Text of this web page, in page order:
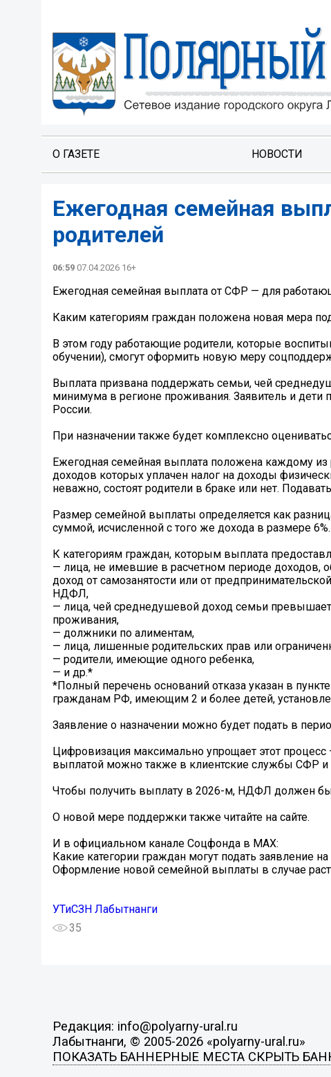
О ГАЗЕТЕ НОВОСТИ
Ежегодная семейная
родителей
06:59 07.04.2026 16+
Ежегодная семейная выплата от СФР — для
Каким категориям граждан положена новая мера
В этом году работающие родители, которые
обучении), смогут оформить новую меру
Выплата призвана поддержать семьи, чей
минимума в регионе проживания. Заявитель и
России.
При назначении также будет комплексно
Ежегодная семейная выплата положена каждому из
доходов которых уплачен налог на доходы
неважно, состоят родители в браке или нет.
Размер семейной выплаты определяется как
суммой, исчисленной с того же дохода в размере 6%.
К категориям граждан, которым выплата
— лица, не имевшие в расчетном периоде
доход от самозанятости или от
НДФЛ,
— лица, чей среднедушевой доход семьи
проживания,
— должники по алиментам,
— лица, лишенные родительских прав или
— родители, имеющие одного ребенка,
— и др.*
*Полный перечень оснований отказа указан в
гражданам РФ, имеющим 2 и более детей,
Заявление о назначении можно будет подать в
Цифровизация максимально упрощает этот процесс
выплатой можно также в клиентские службы СФР
Чтобы получить выплату в 2026-м, НДФЛ должен
О новой мере поддержки также читайте на сайте.
И в официальном канале Соцфонда в MAX:
Какие категории граждан могут подать заявление
Оформление новой семейной выплаты в случае
УТиСЗН Лабытнанги
35
Редакция: info@polyarny-ural.ru
Лабытнанги, © 2005-2026 «polyarny-ural.ru»
ПОКАЗАТЬ БАННЕРНЫЕ МЕСТА СКРЫТЬ